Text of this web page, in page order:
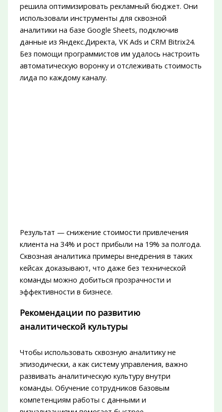
решила оптимизировать рекламный бюджет. Они
использовали инструменты для сквозной
аналитики на базе Google Sheets, подключив
данные из Яндекс.Директа, VK Ads и CRM Bitrix24.
Без помощи программистов им удалось настроить
автоматическую воронку и отслеживать стоимость
лида по каждому каналу.
Результат — снижение стоимости привлечения
клиента на 34% и рост прибыли на 19% за полгода.
Сквозная аналитика примеры внедрения в таких
кейсах доказывают, что даже без технической
команды можно добиться прозрачности и
эффективности в бизнесе.
Рекомендации по развитию
аналитической культуры
Чтобы использовать сквозную аналитику не
эпизодически, а как систему управления, важно
развивать аналитическую культуру внутри
команды. Обучение сотрудников базовым
компетенциям работы с данными и